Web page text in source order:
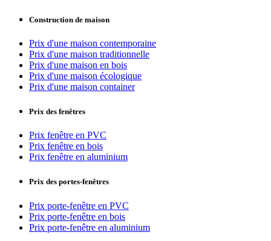
Construction de maison
Prix d'une maison contemporaine
Prix d'une maison traditionnelle
Prix d'une maison en bois
Prix d'une maison écologique
Prix d'une maison container
Prix des fenêtres
Prix fenêtre en PVC
Prix fenêtre en bois
Prix fenêtre en aluminium
Prix des portes-fenêtres
Prix porte-fenêtre en PVC
Prix porte-fenêtre en bois
Prix porte-fenêtre en aluminium